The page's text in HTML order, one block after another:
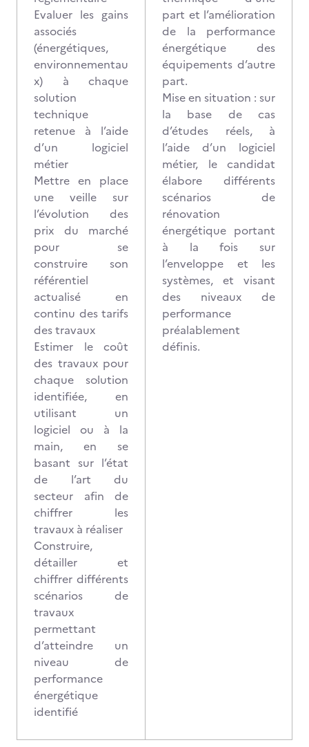
Evaluer les gains
associés
(énergétiques,
environnementau
x) à chaque
solution
technique
retenue à l’aide
d’un logiciel
métier
Mettre en place
une veille sur
l’évolution des
prix du marché
pour se
construire son
référentiel
actualisé en
continu des tarifs
des travaux
Estimer le coût
des travaux pour
chaque solution
identifiée, en
utilisant un
logiciel ou à la
main, en se
basant sur l’état
de l’art du
secteur afin de
chiffrer les
travaux à réaliser
Construire,
détailler et
chiffrer différents
scénarios de
travaux
permettant
d’atteindre un
niveau de
performance
énergétique
identifié
part et l’amélioration
de la performance
énergétique des
équipements d’autre
part.
Mise en situation : sur
la base de cas
d’études réels, à
l’aide d’un logiciel
métier, le candidat
élabore différents
scénarios de
rénovation
énergétique portant
à la fois sur
l’enveloppe et les
systèmes, et visant
des niveaux de
performance
préalablement
définis.